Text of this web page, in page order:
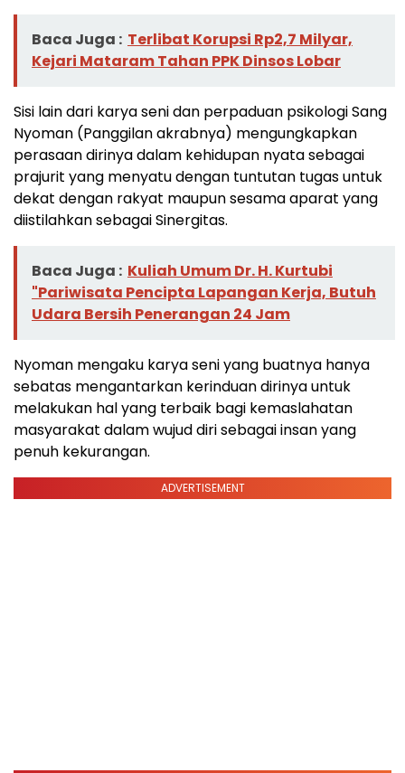
Baca Juga : Terlibat Korupsi Rp2,7 Milyar,
Kejari Mataram Tahan PPK Dinsos Lobar
Sisi lain dari karya seni dan perpaduan psikologi Sang
Nyoman (Panggilan akrabnya) mengungkapkan
perasaan dirinya dalam kehidupan nyata sebagai
prajurit yang menyatu dengan tuntutan tugas untuk
dekat dengan rakyat maupun sesama aparat yang
diistilahkan sebagai Sinergitas.
Baca Juga : Kuliah Umum Dr. H. Kurtubi
"Pariwisata Pencipta Lapangan Kerja, Butuh
Udara Bersih Penerangan 24 Jam
Nyoman mengaku karya seni yang buatnya hanya
sebatas mengantarkan kerinduan dirinya untuk
melakukan hal yang terbaik bagi kemaslahatan
masyarakat dalam wujud diri sebagai insan yang
penuh kekurangan.
ADVERTISEMENT